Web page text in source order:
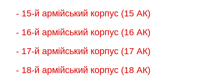
- 15-й армійський корпус (15 АК)
- 16-й армійський корпус (16 АК)
- 17-й армійський корпус (17 АК)
- 18-й армійський корпус (18 AК)